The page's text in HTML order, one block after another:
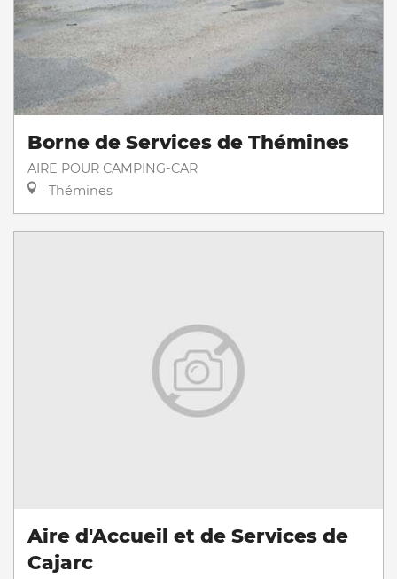
Borne de Services de Thémines
AIRE POUR CAMPING-CAR
Thémines
Aire d'Accueil et de Services de
Cajarc